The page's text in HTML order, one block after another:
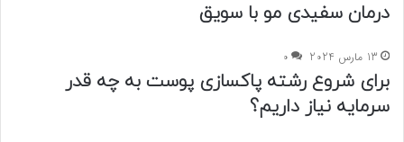
درمان سفیدی مو با سویق
13 مارس 2024 0
برای شروع رشته پاکسازی پوست به چه قدر
سرمایه نیاز داریم؟